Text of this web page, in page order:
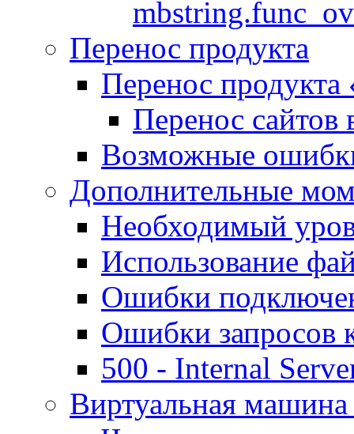
Перенос продукта
Перенос продукта
Перенос сайтов
Возможные
Дополнительные
Необходимый
Использование
Ошибки
Ошибки запросов
500 - Internal
Виртуальная